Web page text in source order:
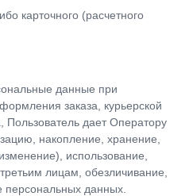
карточного (расчетного
данные при
заказа, курьерской
Пользователь дает Оператору
накопление, хранение,
использование,
лицам, обезличивание,
персональных данных.